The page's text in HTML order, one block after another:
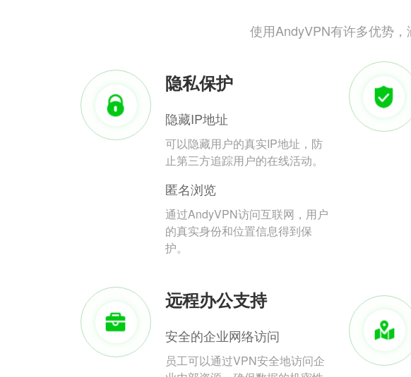
使用AndyVPN有许多优势
隐私保护
隐藏IP地址
可以隐藏用户的真实IP地址，防
止第三方追踪用户的在线活动。
匿名浏览
通过AndyVPN访问互联网，用户
的真实身份和位置信息得到保
护。
远程办公支持
安全的企业网络访问
员工可以通过VPN安全地访问企